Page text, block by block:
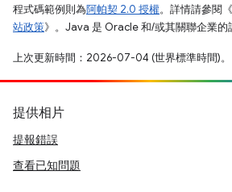
程式碼範例則為阿帕契 2.0 授權。詳情請參閱《
站政策》。Java 是 Oracle 和/或其關聯企業的
上次更新時間：2026-07-04 (世界標準時間)。
提供相片
提報錯誤
查看已知問題